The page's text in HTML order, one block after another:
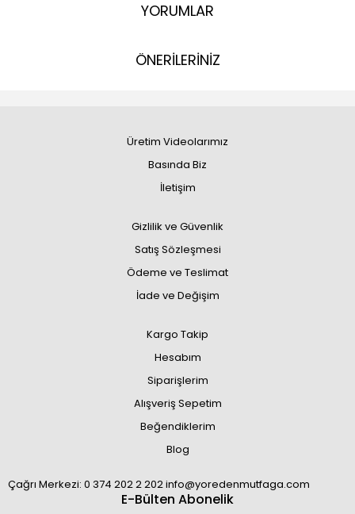
YORUMLAR
ÖNERİLERİNİZ
Üretim Videolarımız
Basında Biz
İletişim
Gizlilik ve Güvenlik
Satış Sözleşmesi
Ödeme ve Teslimat
İade ve Değişim
Kargo Takip
Hesabım
Siparişlerim
Alışveriş Sepetim
Beğendiklerim
Blog
Çağrı Merkezi: 0 374 202 2 202 info@yoredenmutfaga.com
E-Bülten Abonelik